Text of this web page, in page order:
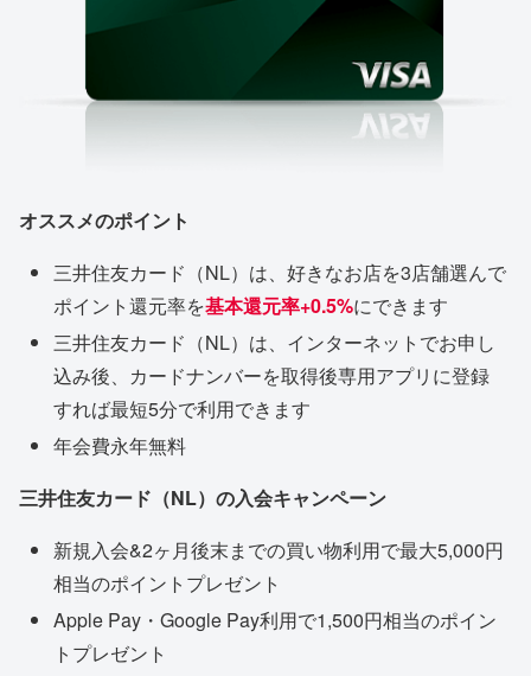
オススメのポイント
三井住友カード（NL）は、好きなお店を3店舗選んで
ポイント還元率を基本還元率+0.5%にできます
三井住友カード（NL）は、インターネットでお申し
込み後、カードナンバーを取得後専用アプリに登録
すれば最短5分で利用できます
年会費永年無料
三井住友カード（NL）の入会キャンペーン
新規入会&2ヶ月後末までの買い物利用で最大5,000円
相当のポイントプレゼント
Apple Pay・Google Pay利用で1,500円相当のポイン
トプレゼント